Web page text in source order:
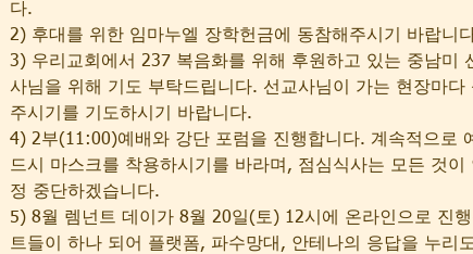
다.
2) 후대를 위한 임마누엘 장학헌금에 동참해주시기 바랍니
3) 우리교회에서 237 복음화를 위해 후원하고 있는 중남미
사님을 위해 기도 부탁드립니다. 선교사님이 가는 현장마다
주시기를 기도하시기 바랍니다.
4) 2부(11:00)예배와 강단 포럼을 진행합니다. 계속적으로
드시 마스크를 착용하시기를 바라며, 점심식사는 모든 것이
정 중단하겠습니다.
5) 8월 렘넌트 데이가 8월 20일(토) 12시에 온라인으로 진
트들이 하나 되어 플랫폼, 파수망대, 안테나의 응답을 누리